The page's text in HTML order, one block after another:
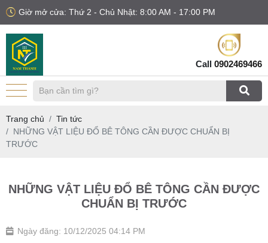
Giờ mở cửa: Thứ 2 - Chủ Nhật: 8:00 AM - 17:00 PM
Call 0902469466
Trang chủ
Tin tức
NHỮNG VẬT LIỆU ĐỔ BÊ TÔNG CẦN ĐƯỢC CHUẨN BỊ
TRƯỚC
NHỮNG VẬT LIỆU ĐỔ BÊ TÔNG CẦN ĐƯỢC
CHUẨN BỊ TRƯỚC
Ngày đăng: 10/12/2025 04:14 PM